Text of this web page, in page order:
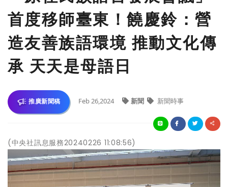
首度移師臺東！饒慶鈴：營
造友善族語環境 推動文化傳
承 天天是母語日
推廣新聞稿 Feb 26,2024 新聞 新聞時事
(中央社訊息服務20240226 11:08:56)